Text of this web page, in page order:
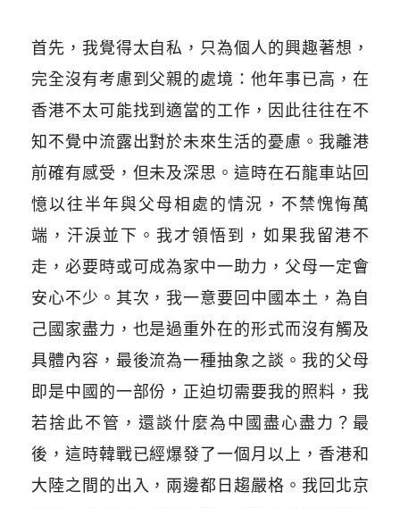
首先，我覺得太自私，只為個人的興趣著想，
完全沒有考慮到父親的處境：他年事已高，在
香港不太可能找到適當的工作，因此往往在不
知不覺中流露出對於未來生活的憂慮。我離港
前確有感受，但未及深思。這時在石龍車站回
憶以往半年與父母相處的情況，不禁愧悔萬
端，汗淚並下。我才領悟到，如果我留港不
走，必要時或可成為家中一助力，父母一定會
安心不少。其次，我一意要回中國本土，為自
己國家盡力，也是過重外在的形式而沒有觸及
具體內容，最後流為一種抽象之談。我的父母
即是中國的一部份，正迫切需要我的照料，我
若捨此不管，還談什麼為中國盡心盡力？最
後，這時韓戰已經爆發了一個月以上，香港和
大陸之間的出入，兩邊都日趨嚴格。我回北京